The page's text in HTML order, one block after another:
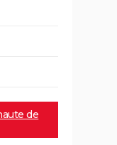
de